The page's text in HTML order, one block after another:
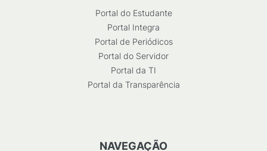
Portal do Estudante
Portal Integra
Portal de Periódicos
Portal do Servidor
Portal da TI
Portal da Transparência
NAVEGAÇÃO